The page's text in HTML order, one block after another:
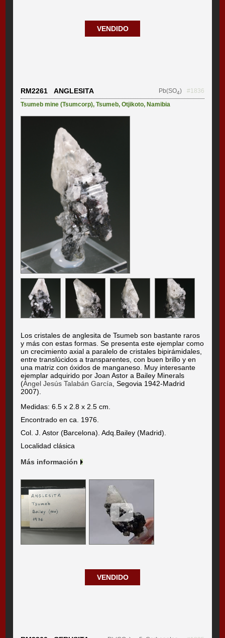
VENDIDO
RM2261 ANGLESITA Pb(SO4)
#1836
Tsumeb mine (Tsumcorp),Tsumeb,Otjikoto, Namibia
Los cristales de anglesita de Tsumeb son bastante raros
y más con estas formas. Se presenta este ejemplar como
un crecimiento axial a paralelo de cristales bipirámidales,
entre translúcidos a transparentes, con buen brillo y en
una matriz con óxidos de manganeso. Muy interesante
ejemplar adquirido por Joan Astor a Bailey Minerals
(Ángel Jesús Talabán García , Segovia 1942-Madrid
2007).
Medidas: 6.5 x 2.8 x 2.5 cm.
Encontrado en ca. 1976.
Col. J. Astor (Barcelona). Adq.Bailey (Madrid).
Localidad clásica
Más información
VENDIDO